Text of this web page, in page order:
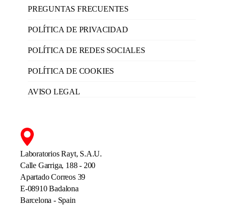
PREGUNTAS FRECUENTES
POLÍTICA DE PRIVACIDAD
POLÍTICA DE REDES SOCIALES
POLÍTICA DE COOKIES
AVISO LEGAL
Laboratorios Rayt, S.A.U.
Calle Garriga, 188 - 200
Apartado Correos 39
E-08910 Badalona
Barcelona - Spain